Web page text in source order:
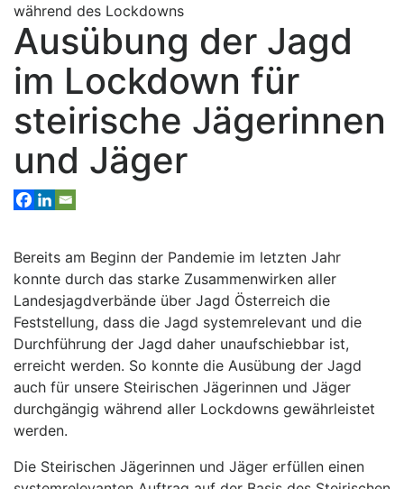
während des Lockdowns
Ausübung der Jagd
im Lockdown für
steirische Jägerinnen
und Jäger
Bereits am Beginn der Pandemie im letzten Jahr
konnte durch das starke Zusammenwirken aller
Landesjagdverbände über Jagd Österreich die
Feststellung, dass die Jagd systemrelevant und die
Durchführung der Jagd daher unaufschiebbar ist,
erreicht werden. So konnte die Ausübung der Jagd
auch für unsere Steirischen Jägerinnen und Jäger
durchgängig während aller Lockdowns gewährleistet
werden.
Die Steirischen Jägerinnen und Jäger erfüllen einen